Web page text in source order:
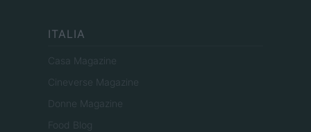
ITALIA
Casa Magazine
Cineverse Magazine
Donne Magazine
Food Blog